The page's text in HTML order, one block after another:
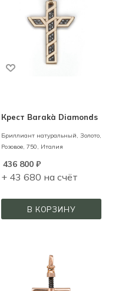
Крест Barakà Diamonds
Бриллиант натуральный, Золото,
Розовое, 750, Италия
436 800₽
+ 43 680 на счёт
В КОРЗИНУ